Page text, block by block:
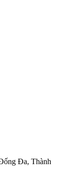
Đa, Thành